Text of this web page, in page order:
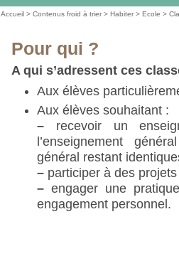
Accueil >Contenus froid à trier >Habiter >Ecole >
Pour qui ?
A qui s’adressent ces
Aux élèves
Aux élèves souhaitant :
– recevoir un
l’enseignement
général restant
– participer à des
– engager une
engagement personnel.